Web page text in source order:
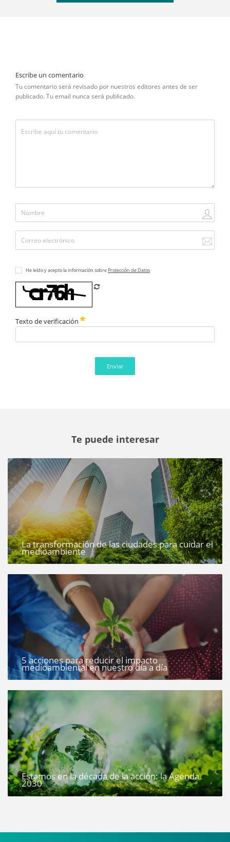
Escribe un comentario
Tu comentario será revisado por nuestros editores antes de ser
publicado. Tu email nunca será publicado.
He leído y acepto la información sobre Protección de Datos
Texto de verificación
Enviar
Te puede interesar
La transformación de las ciudades para cuidar el
medioambiente
5 acciones para reducir el impacto
medioambiental en nuestro día a día
Estamos en la década de la acción: la Agenda
2030